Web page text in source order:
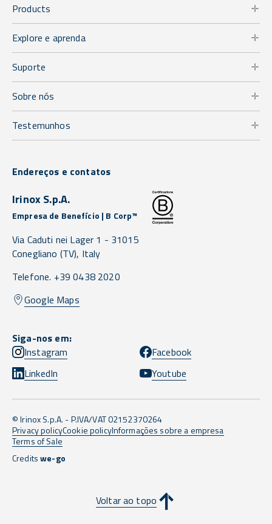
Products
Explore e aprenda
Suporte
Sobre nós
Testemunhos
Endereços e contatos
Irinox S.p.A.
Empresa de Benefício | B Corp™
Via Caduti nei Lager 1 - 31015
Conegliano (TV), Italy
Telefone. +39 0438 2020
Google Maps
Siga-nos em:
Instagram
Facebook
LinkedIn
Youtube
© Irinox S.p.A. - P.IVA/VAT 02152370264
Privacy policyCookie policyInformações sobre a empresa
Terms of Sale
Creditswe-go
Voltar ao topo